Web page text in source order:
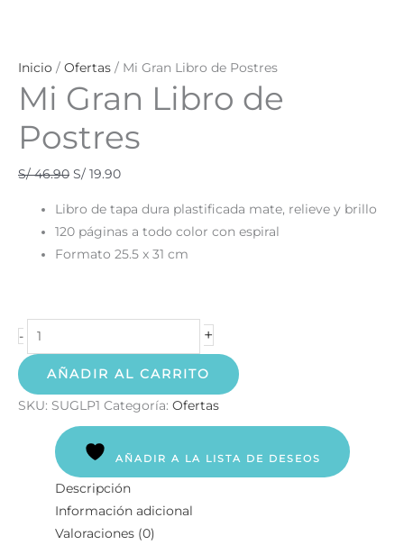
Inicio / Ofertas / Mi Gran Libro de Postres
Mi Gran Libro de
Postres
S/46.90 S/ 19.90
Libro de tapa dura plastificada mate, relieve y brillo
120 páginas a todo color con espiral
Formato 25.5 x 31 cm
- +
AÑADIR AL CARRITO
SKU: SUGLP1 Categoría: Ofertas
AÑADIR A LA LISTA DE DESEOS
Descripción
Información adicional
Valoraciones (0)